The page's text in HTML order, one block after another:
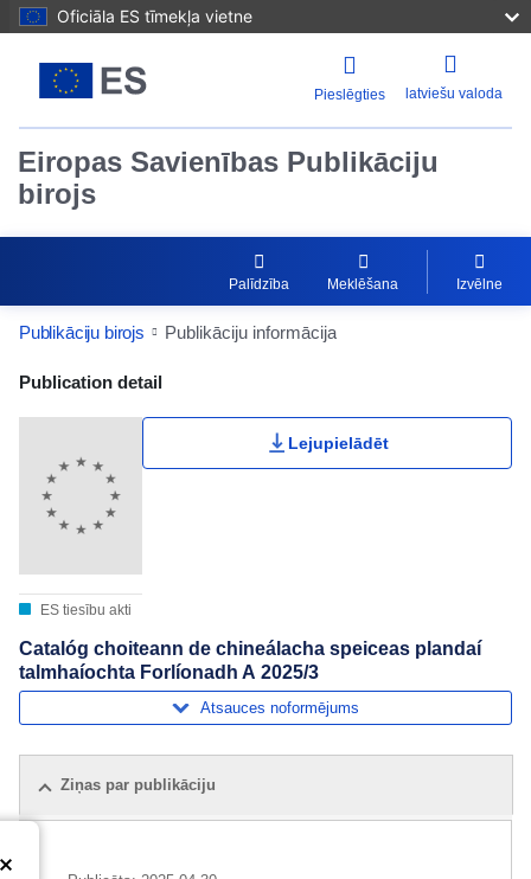
Oficiāla ES tīmekļa vietne
Pieslēgties latviešu valoda
Eiropas Savienības Publikāciju
birojs
Palīdzība Meklēšana Izvēlne
Publikāciju birojs Publikāciju informācija
Publication Detail Actions Portlet
Lietotāju vērtējums
Publication detail
ES tiesību akti
Lejupielādēt
Catalóg choiteann de chineálacha speiceas plandaí
talmhaíochta Forlíonadh A 2025/3
Atsauces noformējums
Ziņas par publikāciju